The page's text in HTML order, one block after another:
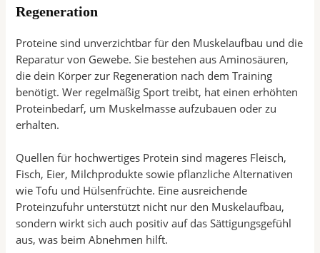
Regeneration
Proteine sind unverzichtbar für den Muskelaufbau und die
Reparatur von Gewebe. Sie bestehen aus Aminosäuren,
die dein Körper zur Regeneration nach dem Training
benötigt. Wer regelmäßig Sport treibt, hat einen erhöhten
Proteinbedarf, um Muskelmasse aufzubauen oder zu
erhalten.
Quellen für hochwertiges Protein sind mageres Fleisch,
Fisch, Eier, Milchprodukte sowie pflanzliche Alternativen
wie Tofu und Hülsenfrüchte. Eine ausreichende
Proteinzufuhr unterstützt nicht nur den Muskelaufbau,
sondern wirkt sich auch positiv auf das Sättigungsgefühl
aus, was beim Abnehmen hilft.